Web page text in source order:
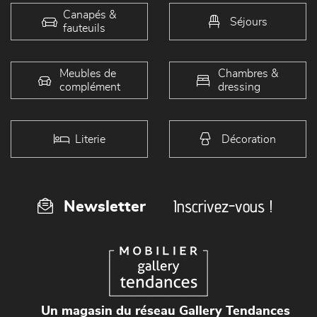
Canapés &
fauteuils
Séjours
Meubles de
complément
Chambres &
dressing
Literie Décoration
Newsletter Inscrivez-vous !
Un magasin du réseau Gallery Tendances